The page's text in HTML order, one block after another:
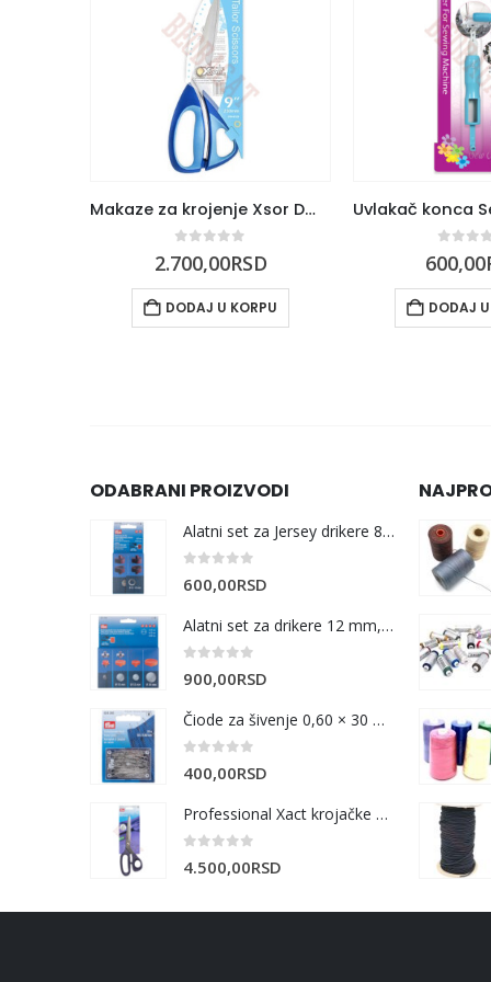
Makaze za krojenje Xsor DW-9109
2.700,00RSD
DODAJ U KORPU
600,00
DODAJ
ODABRANI PROIZVODI
Alatni set za Jersey drikere 8 mm i 10 mm
600,00RSD
Alatni set za drikere 12 mm, 15 mm i 20 mm
900,00RSD
Čiode za šivenje 0,60 × 30 mm | 20 g
400,00RSD
Professional Xact krojačke makaze 25 cm
4.500,00RSD